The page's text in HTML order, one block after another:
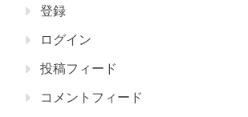
登録
ログイン
投稿フィード
コメントフィード